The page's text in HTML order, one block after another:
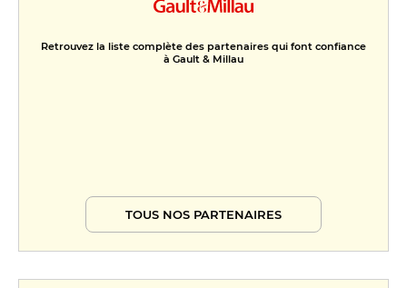
Retrouvez la liste complète des partenaires qui font confiance
à Gault & Millau
TOUS NOS PARTENAIRES